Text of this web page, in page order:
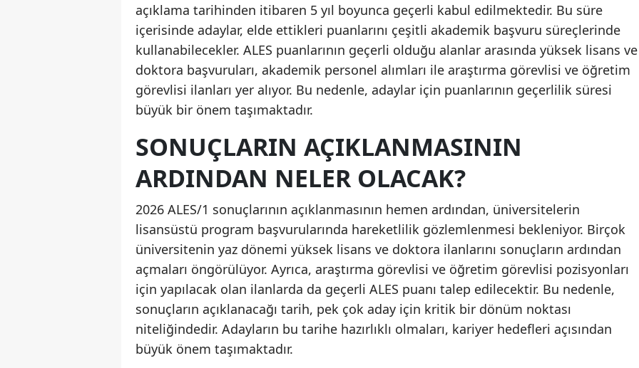
açıklama tarihinden itibaren 5 yıl boyunca geçerli kabul edilmektedir. Bu süre
içerisinde adaylar, elde ettikleri puanlarını çeşitli akademik başvuru süreçlerinde
kullanabilecekler. ALES puanlarının geçerli olduğu alanlar arasında yüksek lisans ve
doktora başvuruları, akademik personel alımları ile araştırma görevlisi ve öğretim
görevlisi ilanları yer alıyor. Bu nedenle, adaylar için puanlarının geçerlilik süresi
büyük bir önem taşımaktadır.
SONUÇLARIN AÇIKLANMASININ
ARDINDAN NELER OLACAK?
2026 ALES/1 sonuçlarının açıklanmasının hemen ardından, üniversitelerin
lisansüstü program başvurularında hareketlilik gözlemlenmesi bekleniyor. Birçok
üniversitenin yaz dönemi yüksek lisans ve doktora ilanlarını sonuçların ardından
açmaları öngörülüyor. Ayrıca, araştırma görevlisi ve öğretim görevlisi pozisyonları
için yapılacak olan ilanlarda da geçerli ALES puanı talep edilecektir. Bu nedenle,
sonuçların açıklanacağı tarih, pek çok aday için kritik bir dönüm noktası
niteliğindedir. Adayların bu tarihe hazırlıklı olmaları, kariyer hedefleri açısından
büyük önem taşımaktadır.